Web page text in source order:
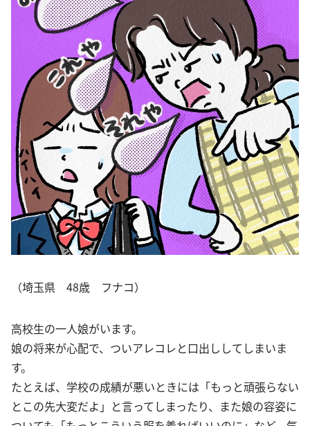
（埼玉県 48歳 フナコ）
高校生の一人娘がいます。
娘の将来が心配で、ついアレコレと口出ししてしまいま
す。
たとえば、学校の成績が悪いときには「もっと頑張らない
とこの先大変だよ」と言ってしまったり、また娘の容姿に